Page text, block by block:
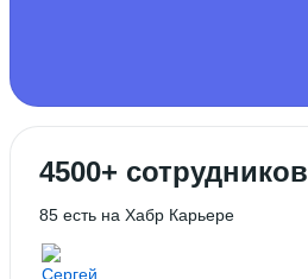
4500+ сотрудников
85 есть на Хабр Карьере